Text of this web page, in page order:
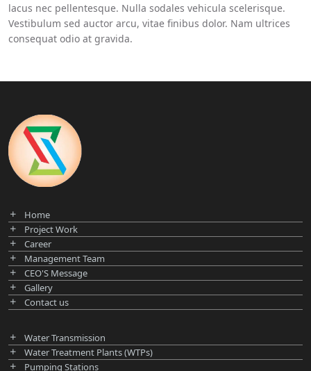
lacus nec pellentesque. Nulla sodales vehicula scelerisque.
Vestibulum sed auctor arcu, vitae finibus dolor. Nam ultrices
consequat odio at gravida.
Home
Project Work
Career
Management Team
CEO'S Message
Gallery
Contact us
Water Transmission
Water Treatment Plants (WTPs)
Pumping Stations